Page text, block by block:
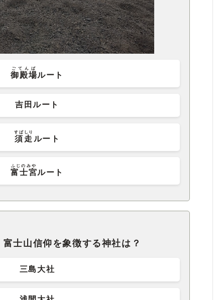
御殿場
ごてんば
ルート
吉田ルート
須走
すばしり
ルート
富士宮
ふじのみや
ルート
士山信仰を象徴する神社は？
三島大社